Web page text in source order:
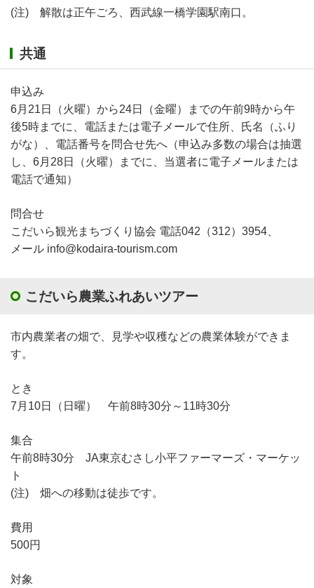
(注) 解散は正午ごろ、西武線一橋学園駅南口。
共通
申込み
6月21日（火曜）から24日（金曜）までの午前9時から午
後5時までに、電話または電子メールで住所、氏名（ふり
がな）、電話番号を問合せ先へ（申込み多数の場合は抽選
し、6月28日（火曜）までに、当選者に電子メールまたは
電話で通知）
問合せ
こだいら観光まちづくり協会 電話042（312）3954、
メール info@kodaira-tourism.com
こだいら農業ふれあいツアー
市内農業者の畑で、見学や収穫などの農業体験ができま
す。
とき
7月10日（日曜） 午前8時30分～11時30分
集合
午前8時30分 JA東京むさし小平ファーマーズ・マーケッ
ト
(注) 畑への移動は徒歩です。
費用
500円
対象